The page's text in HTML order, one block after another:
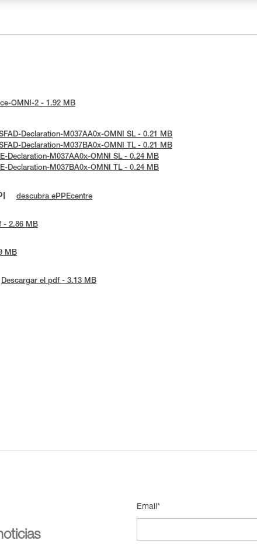
OMNI-2 - 1.92 MB
Declaration-M037AA0x-OMNI SL - 0.21 MB
Declaration-M037BA0x-OMNI TL - 0.21 MB
Declaration-M037AA0x-OMNI SL - 0.24 MB
Declaration-M037BA0x-OMNI TL - 0.24 MB
descubra ePPEcentre
- 2.86 MB
MB
Descargar el pdf - 3.13 MB
Email*